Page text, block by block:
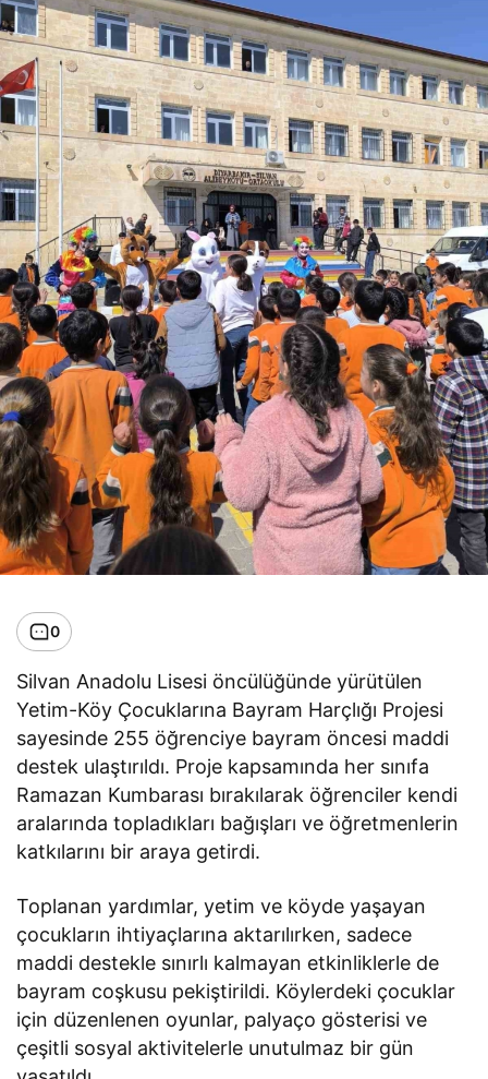
0
Silvan Anadolu Lisesi öncülüğünde yürütülen
Yetim-Köy Çocuklarına Bayram Harçlığı Projesi
sayesinde 255 öğrenciye bayram öncesi maddi
destek ulaştırıldı. Proje kapsamında her sınıfa
Ramazan Kumbarası bırakılarak öğrenciler kendi
aralarında topladıkları bağışları ve öğretmenlerin
katkılarını bir araya getirdi.
Toplanan yardımlar, yetim ve köyde yaşayan
çocukların ihtiyaçlarına aktarılırken, sadece
maddi destekle sınırlı kalmayan etkinliklerle de
bayram coşkusu pekiştirildi. Köylerdeki çocuklar
için düzenlenen oyunlar, palyaço gösterisi ve
çeşitli sosyal aktivitelerle unutulmaz bir gün